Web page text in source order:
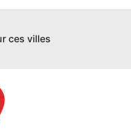
ces villes